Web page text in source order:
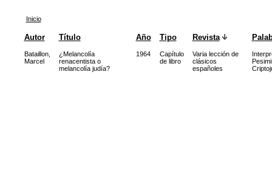
Inicio
Autor Título Año Tipo Revista
Bataillon,
Marcel
¿Melancolía
renacentista o
melancolía judía?
1964
Capítulo
de libro
Varia lección de
clásicos
españoles